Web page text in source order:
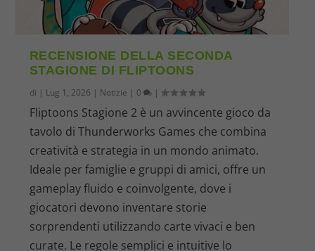
RECENSIONE DELLA SECONDA
STAGIONE DI FLIPTOONS
di | Lug 1, 2026 | Notizie | 0 |
Fliptoons Stagione 2 è un avvincente gioco da
tavolo di Thunderworks Games che combina
creatività e strategia in un mondo animato.
Ideale per famiglie e gruppi di amici, offre un
gameplay fluido e coinvolgente, dove i
giocatori devono inventare storie
sorprendenti utilizzando carte vivaci e ben
curate. Le regole semplici e intuitive lo